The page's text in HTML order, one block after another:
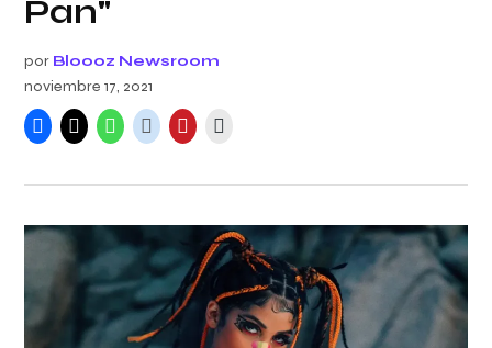
Pan"
por Bloooz Newsroom
noviembre 17, 2021